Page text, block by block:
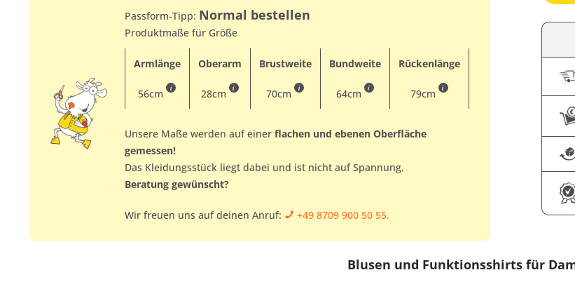
Passform-Tipp: Normal bestellen
Produktmaße für Größe
Armlänge Oberarm Brustweite Bundweite Rückenlänge
56cm i 28cm i 70cm i 64cm i 79cm i
Unsere Maße werden auf einer flachen und ebenen Oberfläche
gemessen!
Das Kleidungsstück liegt dabei und ist nicht auf Spannung.
Beratung gewünscht?
Wir freuen uns auf deinen Anruf: +49 8709 900 50 55.
Blusen und Funktionsshirts für